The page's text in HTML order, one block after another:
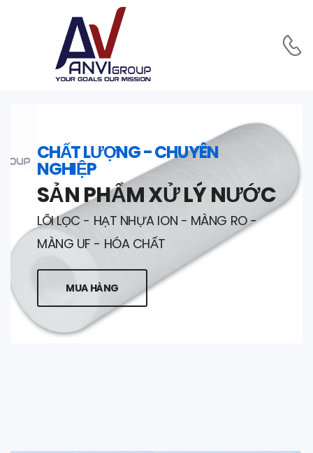
CHẤT LƯỢNG - CHUYÊN
NGHIỆP
SẢN PHẨM XỬ LÝ NƯỚC
LÕI LỌC - HẠT NHỰA ION - MÀNG RO -
MÀNG UF - HÓA CHẤT
MUA HÀNG